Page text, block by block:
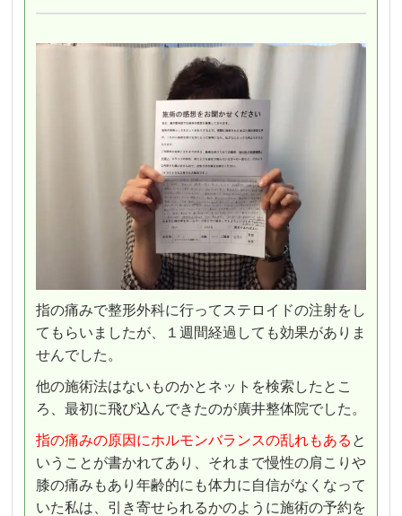
指の痛みで整形外科に行ってステロイドの注射をし
てもらいましたが、１週間経過しても効果がありま
せんでした。
他の施術法はないものかとネットを検索したとこ
ろ、最初に飛び込んできたのが廣井整体院でした。
指の痛みの原因にホルモンバランスの乱れもある と
いうことが書かれてあり、それまで慢性の肩こりや
膝の痛みもあり年齢的にも体力に自信がなくなって
いた私は、引き寄せられるかのように施術の予約を